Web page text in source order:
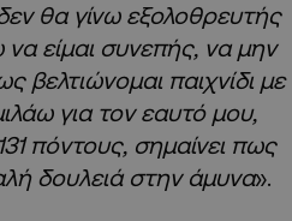
θα γίνω εξολοθρευτής
είμαι συνεπής, να μην
βελτιώνομαι παιχνίδι με
για τον εαυτό μου,
πόντους, σημαίνει πως
δουλειά στην άμυνα».